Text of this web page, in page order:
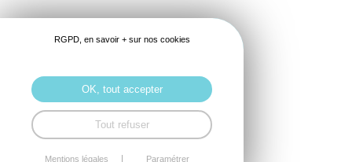
RGPD, en savoir + sur nos cookies
OK, tout accepter
Tout refuser
Mentions légales Paramétrer